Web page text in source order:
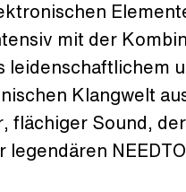
mit der
leidenschaftlichem
Klangwelt
flächiger Sound,
legendären